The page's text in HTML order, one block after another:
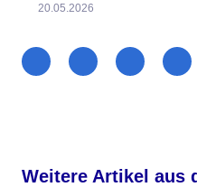
20.05.2026
Weitere Artikel aus